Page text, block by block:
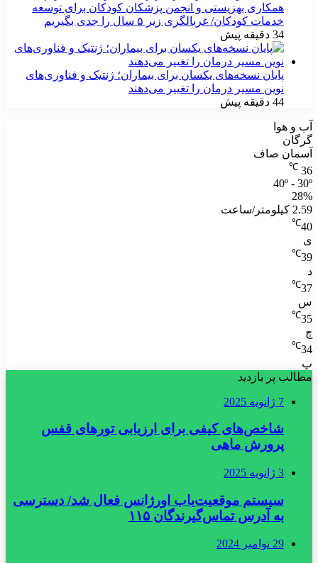
همکاری بهزیستی و انجمن پزشکان کودکان برای توسعه
خدمات کودکان/ غربالگری زیر ۵ سال را جدی بگیریم
34 دقیقه پیش
پایان نسخه‌های یکسان برای بیماران؛ ژنتیک و فناوری‌های
نوین مسیر درمان را تغییر می‌دهند
44 دقیقه پیش
آب و هوا
گرگان
آسمان صاف
36
℃
40º - 30º
28%
2.59 کیلومتر/ساعت
40
℃
ی
39
℃
د
37
℃
س
35
℃
چ
34
℃
پ
مطالب پر بازدید
7 ژانویه 2025
شاخص‌های کیفی برای ارزیابی تورهای قفس
پرورش ماهی
3 ژانویه 2025
سیستم موقعیت‌یاب اورژانس فعال شد/ دسترسی
به آدرس تماس‌گیرندگان ۱۱۵
29 نوامبر 2024